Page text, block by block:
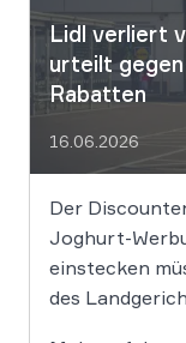
Lidl verliert
urteilt
Rabatten
16.06.2026
Der
Joghurt-
einstecken
des